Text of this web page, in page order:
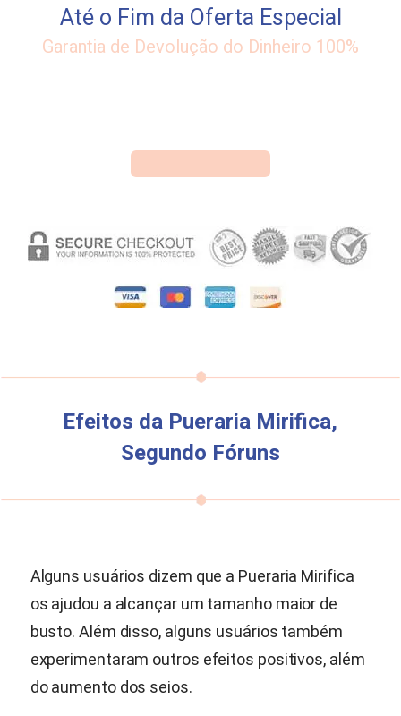
Até o Fim da Oferta Especial
Garantia de Devolução do Dinheiro 100%
Efeitos da Pueraria Mirifica,
Segundo Fóruns
Alguns usuários dizem que a Pueraria Mirifica
os ajudou a alcançar um tamanho maior de
busto. Além disso, alguns usuários também
experimentaram outros efeitos positivos, além
do aumento dos seios.